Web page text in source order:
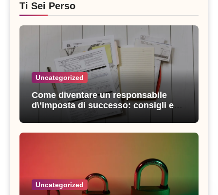
Ti Sei Perso
Uncategorized
Come diventare un responsabile
d\’imposta di successo: consigli e
strategie vincenti
Uncategorized